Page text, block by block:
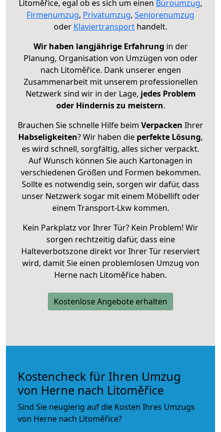
Litoměřice, egal ob es sich um einen Büroumzug,
Firmenumzug, Privatumzug, Seniorenumzug
oder Klaviertransport handelt.
Wir haben langjährige Erfahrung in der
Planung, Organisation von Umzügen von oder
nach Litoměřice. Dank unserer engen
Zusammenarbeit mit unserem professionellen
Netzwerk sind wir in der Lage, jedes Problem
oder Hindernis zu meistern.
Brauchen Sie schnelle Hilfe beim Verpacken Ihrer
Habseligkeiten? Wir haben die perfekte Lösung,
es wird schnell, sorgfältig, alles sicher verpackt.
Auf Wunsch können Sie auch Kartonagen in
verschiedenen Größen und Formen bekommen.
Sollte es notwendig sein, sorgen wir dafür, dass
unser Netzwerk sogar mit einem Möbellift oder
einem Transport-Lkw kommen.
Kein Parkplatz vor Ihrer Tür? Kein Problem! Wir
sorgen rechtzeitig dafür, dass eine
Halteverbotszone direkt vor Ihrer Tür reserviert
wird, damit Sie einen problemlosen Umzug von
Herne nach Litoměřice haben.
Kostenlose Angebote erhalten
Kostencheck für Ihren Umzug
von Herne nach Litoměřice
Sind Sie neugierig auf die Kosten Ihres Umzugs
von Herne nach Litoměřice?